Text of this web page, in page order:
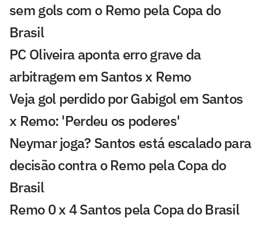
sem gols com o Remo pela Copa do
Brasil
PC Oliveira aponta erro grave da
arbitragem em Santos x Remo
Veja gol perdido por Gabigol em Santos
x Remo: 'Perdeu os poderes'
Neymar joga? Santos está escalado para
decisão contra o Remo pela Copa do
Brasil
Remo 0 x 4 Santos pela Copa do Brasil